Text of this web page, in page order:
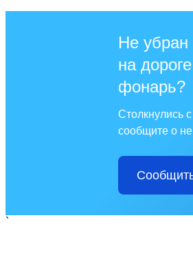
Не
на
фонарь?
Столкнулись
сообщите о
`